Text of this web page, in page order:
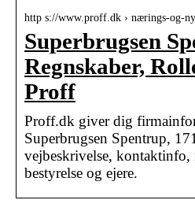
http s://www.proff.dk › nærings-og-
Superbrugsen
Regnskaber,
Proff
Proff.dk giver dig
Superbrugsen Spentrup,
vejbeskrivelse, kontaktinfo,
bestyrelse og ejere.